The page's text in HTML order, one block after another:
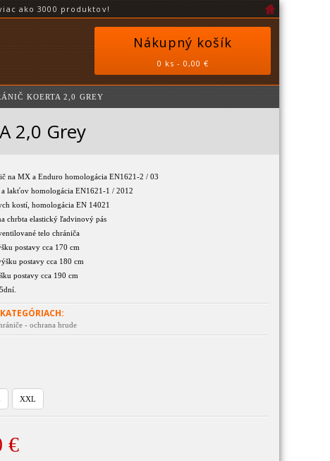
ako 3000 produktov!
Nákupný košík
0 ks - 0,00 €
KOERTA 2,0 GREY
2,0 Grey
na MX a Enduro homologácia EN1621-2 / 03
a lakťov homologácia EN1621-1 / 2012
kostí, homologácia EN 14021
chrbta elastický ľadvinový pás
telo chrániča
postavy cca 170 cm
postavy cca 180 cm
postavy cca 190 cm
- ochrana hrude
XXL
€